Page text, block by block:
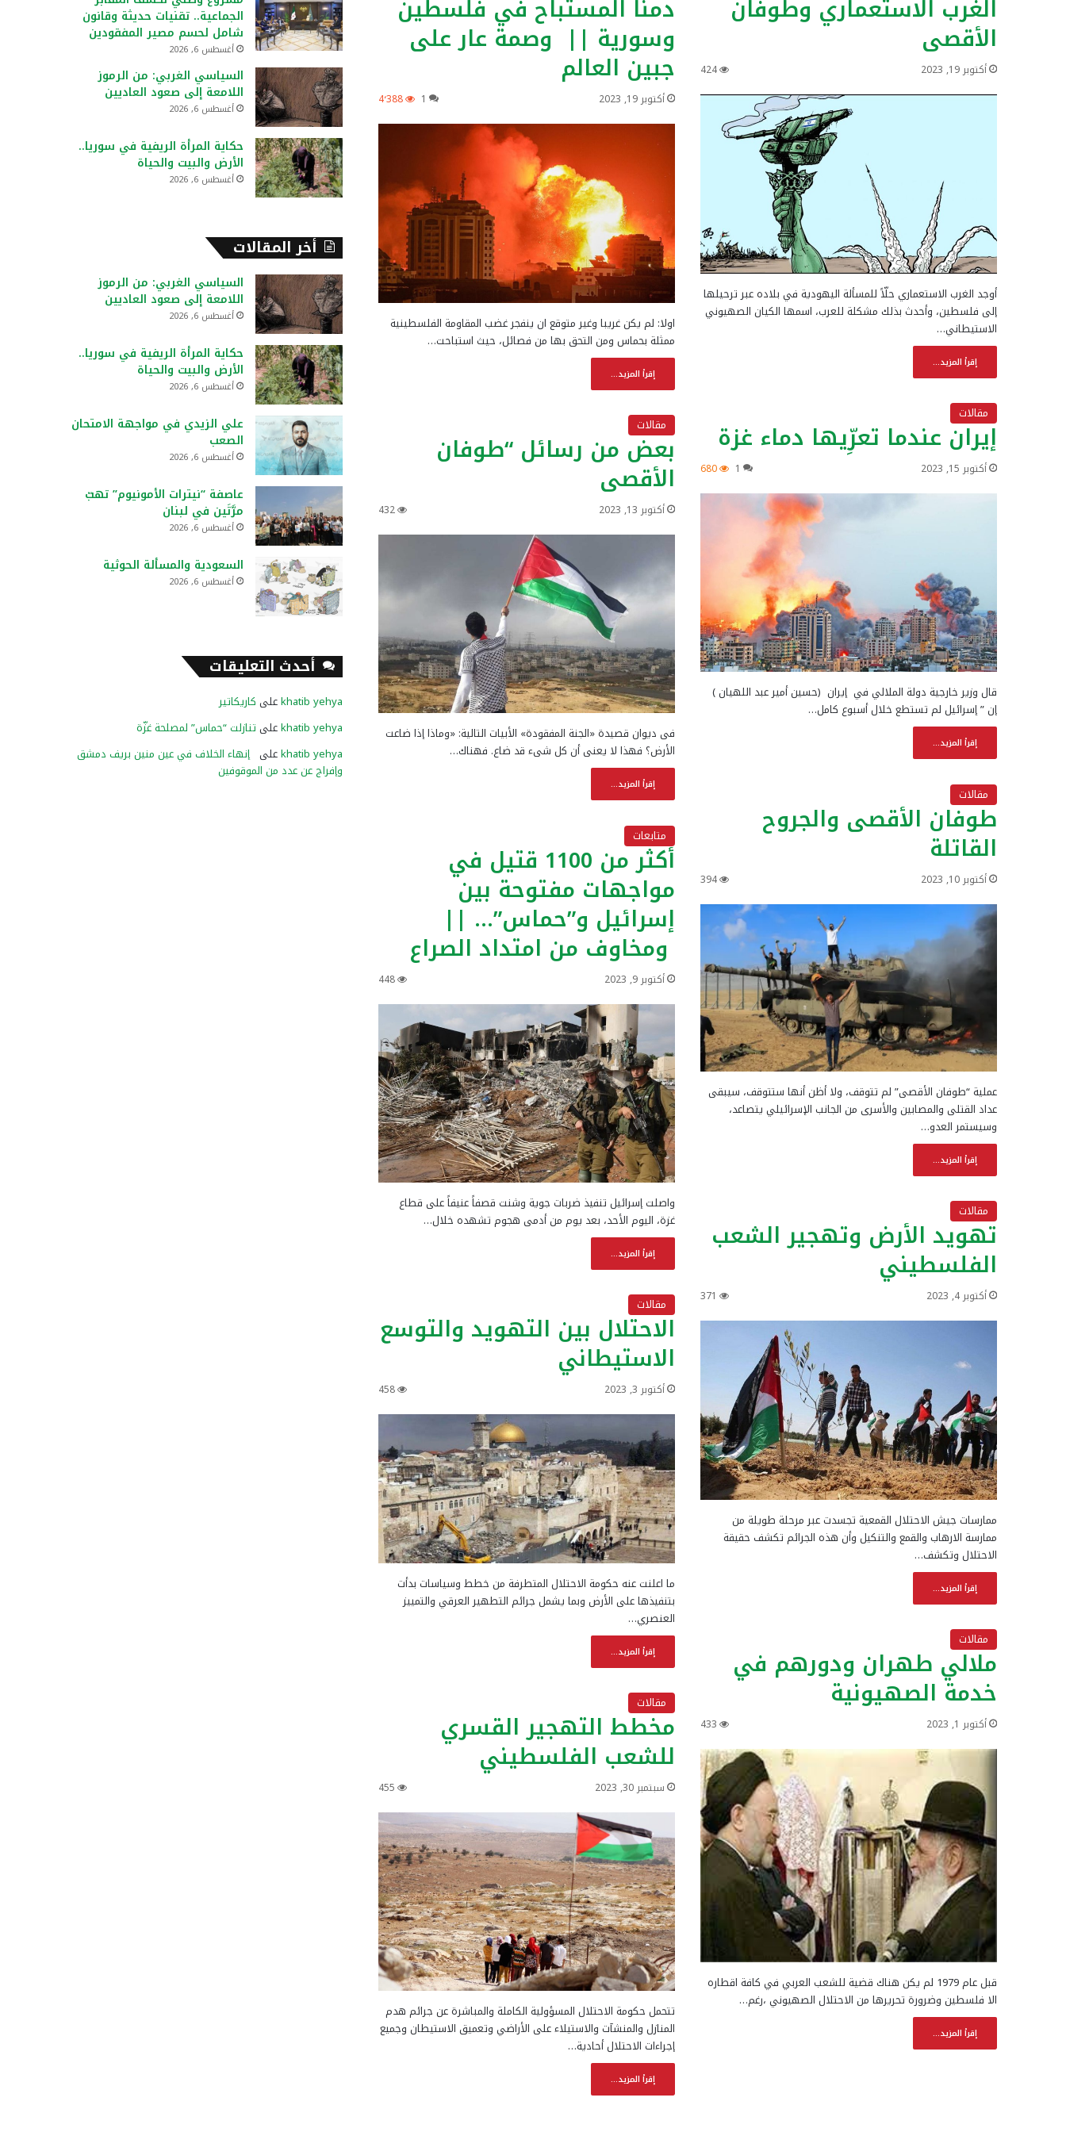
الغرب الاستعماري وطوفان
الأقصى
أكتوبر 19, 2023 424
أوجد الغرب الاستعماري حلّاً للمسألة اليهودية في بلاده عبر ترحيلها
إلى فلسطين، وأحدث بذلك مشكلة للعرب، اسمها الكيان الصهيوني
الاستيطاني…
إقرأ المزيد...
دمنا المستباح في فلسطين
وسورية || وصمة عار على
جبين العالم
أكتوبر 19, 2023 1 4٬388
اولا: لم يكن غريبا وغير متوقع ان ينفجر غضب المقاومة الفلسطينية
ممثلة بحماس ومن التحق بها من فصائل، حيث استباحت…
إقرأ المزيد...
مقالات
إيران عندما تعرِّيها دماء غزة
أكتوبر 15, 2023 1
680
قال وزير خارجية دولة الملالي في إيران (حسين أمير عبد اللهيان )
إن ” إسرائيل لم تستطع خلال أسبوع كامل…
إقرأ المزيد...
مقالات
بعض من رسائل “طوفان
الأقصى
أكتوبر 13, 2023 432
فى ديوان قصيدة «الجنة المفقودة» الأبيات التالية: «وماذا إذا ضاعت
الأرض؟ فهذا لا يعنى أن كل شىء قد ضاع. فهناك…
إقرأ المزيد... مقالات
طوفان الأقصى والجروح
القاتلة
أكتوبر 10, 2023 394
عملية “طوفان الأقصى” لم تتوقف، ولا أظن أنها ستتوقف، سيبقى
عداد القتلى والمصابين والأسرى من الجانب الإسرائيلي يتصاعد،
وسيستمر العدو…
إقرأ المزيد...
متابعات
أكثر من 1100 قتيل في
مواجهات مفتوحة بين
إسرائيل و”حماس”… ||
ومخاوف من امتداد الصراع
أكتوبر 9, 2023 448
واصلت إسرائيل تنفيذ ضربات جوية وشنت قصفاً عنيفاً على قطاع
غزة، اليوم الأحد، بعد يوم من أدمى هجوم تشهده خلال…
إقرأ المزيد...
مقالات
تهويد الأرض وتهجير الشعب
الفلسطيني
أكتوبر 4, 2023 371
ممارسات جيش الاحتلال القمعية تجسدت عبر مرحلة طويلة من
ممارسة الارهاب والقمع والتنكيل وأن هذه الجرائم تكشف حقيقة
الاحتلال وتكشف…
إقرأ المزيد...
مقالات
الاحتلال بين التهويد والتوسع
الاستيطاني
أكتوبر 3, 2023 458
ما اعلنت عنه حكومة الاحتلال المتطرفة من خطط وسياسات بدأت
بتنفيذها على الأرض وبما يشمل جرائم التطهير العرقي والتمييز
العنصري…
إقرأ المزيد...
مقالات
ملالي طهران ودورهم في
خدمة الصهيونية
أكتوبر 1, 2023 433
قبل عام 1979 لم يكن هناك قضية للشعب العربي في كافة اقطاره
الا فلسطين وضرورة تحريرها من الاحتلال الصهيوني ،رغم…
إقرأ المزيد...
مقالات
مخطط التهجير القسري
للشعب الفلسطيني
سبتمبر 30, 2023 455
تتحمل حكومة الاحتلال المسؤولية الكاملة والمباشرة عن جرائم هدم
المنازل والمنشآت والاستيلاء على الأراضي وتعميق الاستيطان وجميع
إجراءات الاحتلال أحادية…
إقرأ المزيد...
:
الجماعية.. تقنيات حديثة وقانون
شامل لحسم مصير المفقودين
أغسطس 6, 2026
السياسي الغربي: من الرموز
اللامعة إلى صعود العاديين
أغسطس 6, 2026
حكاية المرأة الريفية في سوريا..
الأرض والبيت والحياة
أغسطس 6, 2026
أخر المقالات
السياسي الغربي: من الرموز
اللامعة إلى صعود العاديين
أغسطس 6, 2026
حكاية المرأة الريفية في سوريا..
الأرض والبيت والحياة
أغسطس 6, 2026
علي الزيدي في مواجهة الامتحان
الصعب
أغسطس 6, 2026
عاصفة “نيترات الأمونيوم” تهبّ
مرَّتَين في لبنان
أغسطس 6, 2026
السعودية والمسألة الحوثية
أغسطس 6, 2026
أحدث التعليقات
khatib yehyaعلى كاريكاتير
khatib yehyaعلى تنازلت “حماس” لمصلحة غزّة
khatib yehyaعلى إنهاء الخلاف في عين منين بريف دمشق
وإفراج عن عدد من الموقوفين